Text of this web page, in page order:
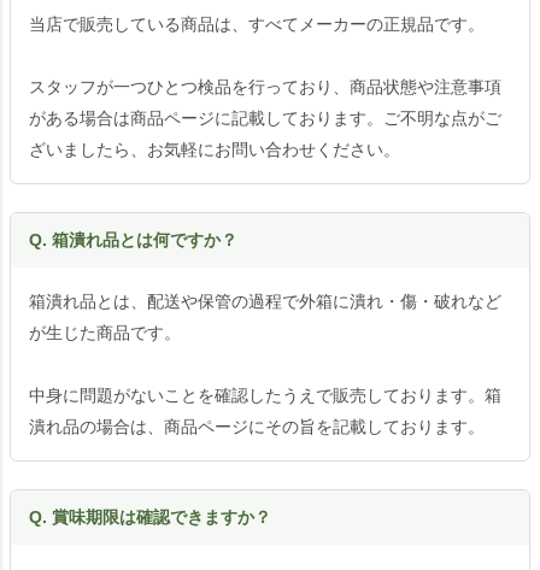
当店で販売している商品は、すべてメーカーの正規品です。
スタッフが一つひとつ検品を行っており、商品状態や注意事項
がある場合は商品ページに記載しております。ご不明な点がご
ざいましたら、お気軽にお問い合わせください。
Q. 箱潰れ品とは何ですか？
箱潰れ品とは、配送や保管の過程で外箱に潰れ・傷・破れなど
が生じた商品です。
中身に問題がないことを確認したうえで販売しております。箱
潰れ品の場合は、商品ページにその旨を記載しております。
Q. 賞味期限は確認できますか？